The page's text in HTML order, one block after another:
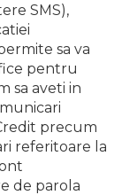
SMS),
sa va
pentru
sa aveti in
precum
referitoare la
de parola